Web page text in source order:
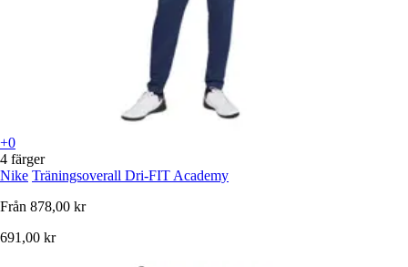
+0
4 färger
Nike Träningsoverall Dri-FIT Academy
Från 878,00 kr
691,00 kr